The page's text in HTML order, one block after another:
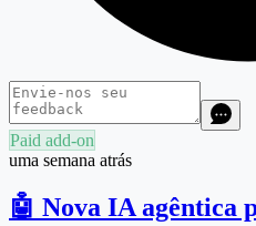
Paid add-on
uma semana atrás
🤖 Nova IA agêntica